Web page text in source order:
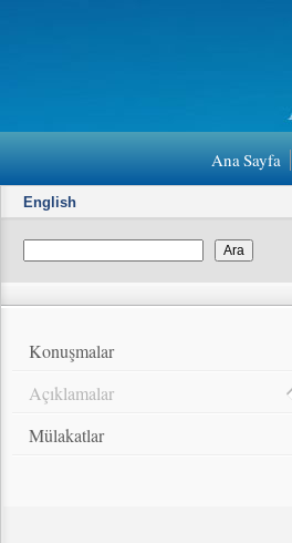
Ana Sayfa
English
Konuşmalar
Açıklamalar
Mülakatlar